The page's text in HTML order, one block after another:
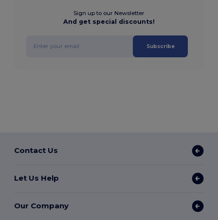
Sign up to our Newsletter
And get special discounts!
Subscribe
Contact Us
Let Us Help
Our Company